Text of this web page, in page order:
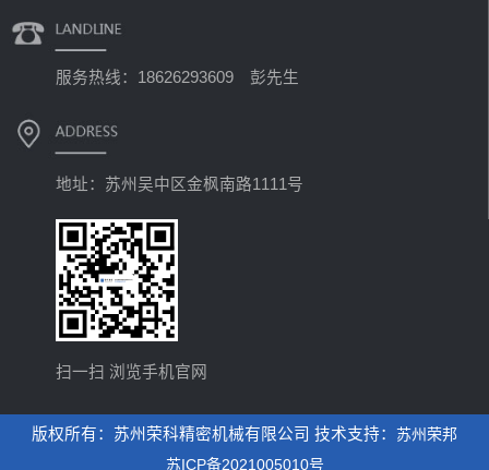
服务热线：18626293609 彭先生
地址：苏州吴中区金枫南路1111号
扫一扫 浏览手机官网
版权所有：苏州荣科精密机械有限公司 技术支持： 苏州荣邦
苏ICP备2021005010号